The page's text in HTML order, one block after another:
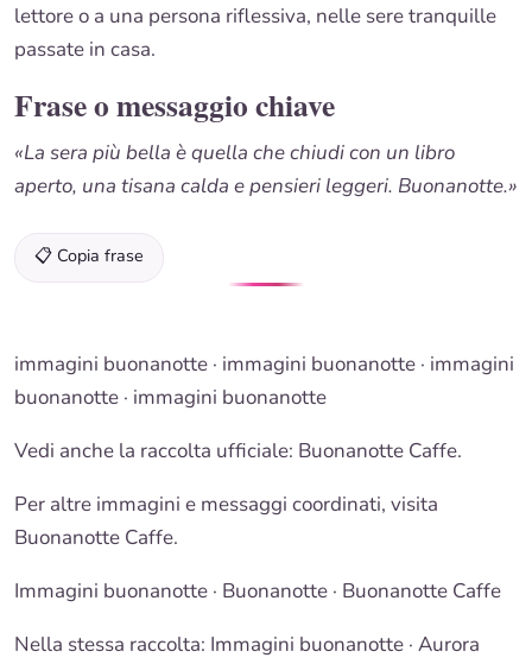
lettore o a una persona riflessiva, nelle sere tranquille
passate in casa.
Frase o messaggio chiave
«La sera più bella è quella che chiudi con un libro
aperto, una tisana calda e pensieri leggeri. Buonanotte.»
📋 Copia frase
immagini buonanotte · immagini buonanotte · immagini
buonanotte · immagini buonanotte
Vedi anche la raccolta ufficiale: Buonanotte Caffe.
Per altre immagini e messaggi coordinati, visita
Buonanotte Caffe.
Immagini buonanotte · Buonanotte · Buonanotte Caffe
Nella stessa raccolta: Immagini buonanotte · Aurora